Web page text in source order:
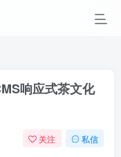
响应式茶文化
关注 私信